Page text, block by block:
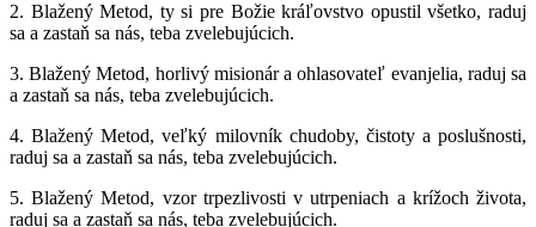
2. Blažený Metod, ty si pre Božie kráľovstvo opustil všetko, raduj
sa a zastaň sa nás, teba zvelebujúcich.
3. Blažený Metod, horlivý misionár a ohlasovateľ evanjelia, raduj sa
a zastaň sa nás, teba zvelebujúcich.
4. Blažený Metod, veľký milovník chudoby, čistoty a poslušnosti,
raduj sa a zastaň sa nás, teba zvelebujúcich.
5. Blažený Metod, vzor trpezlivosti v utrpeniach a krížoch života,
raduj sa a zastaň sa nás, teba zvelebujúcich.